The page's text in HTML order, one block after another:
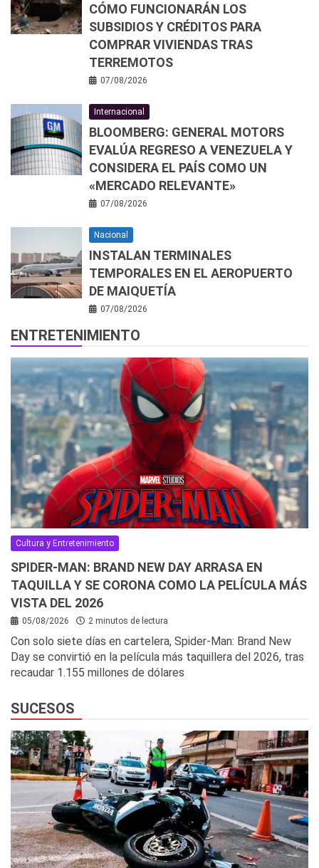
CÓMO FUNCIONARÁN LOS
SUBSIDIOS Y CRÉDITOS PARA
COMPRAR VIVIENDAS TRAS
TERREMOTOS
07/08/2026
Internacional
BLOOMBERG: GENERAL MOTORS
EVALÚA REGRESO A VENEZUELA Y
CONSIDERA EL PAÍS COMO UN
«MERCADO RELEVANTE»
07/08/2026
Nacional
INSTALAN TERMINALES
TEMPORALES EN EL AEROPUERTO
DE MAIQUETÍA
07/08/2026
ENTRETENIMIENTO
Cultura y Entretenimiento
SPIDER-MAN: BRAND NEW DAY ARRASA EN
TAQUILLA Y SE CORONA COMO LA PELÍCULA MÁS
VISTA DEL 2026
05/08/2026 2 minutos de lectura
Con solo siete días en cartelera, Spider-Man: Brand New
Day se convirtió en la película más taquillera del 2026, tras
recaudar 1.155 millones de dólares
SUCESOS